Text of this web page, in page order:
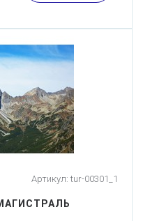
Артикул: tur-00301_1